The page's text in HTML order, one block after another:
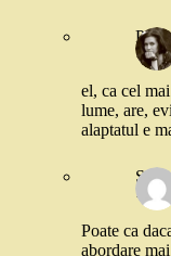
17
el, ca cel
lume, are,
alaptatul e
Stefi
17
Poate ca
abordare